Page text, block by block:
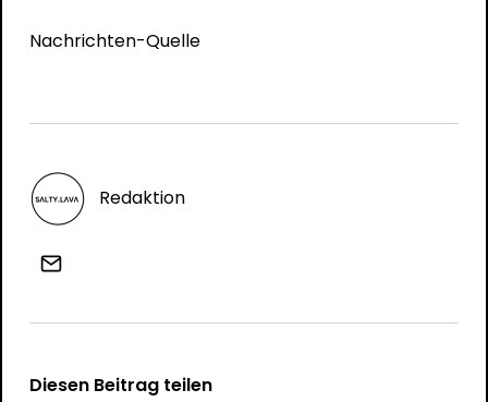
Nachrichten-Quelle
Redaktion
Diesen Beitrag teilen